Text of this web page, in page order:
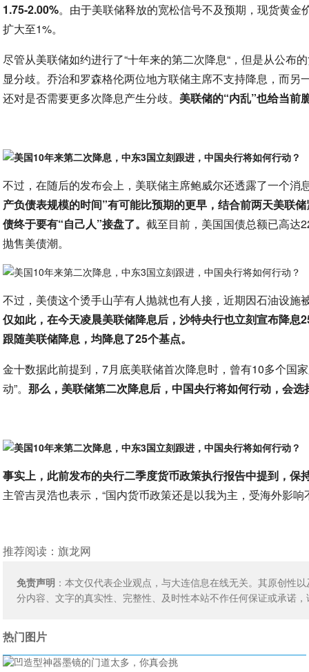
1.75-2.00%。由于美联储释放的宽松信号不及预期，现货黄
扩大至1%。
尽管从美联储如约进行了“十年来的第二次降息“，但是从公
显分歧。乔治和罗森格伦两位地方联储主席不支持降息，而
还对是否需要更多次降息产生分歧。 美联储的“内乱”也给当前
不过，在随后的发布会上，美联储主席鲍威尔还透露了一个消
产负债表规模的时间”有可能比预期的更早，结合前两天美联
债终于要有“自己人”接盘了。截至目前，美国国债总额已高达
抛售美债潮。
不过，美债这个烫手山芋有人抛就也有人接，近期因石油设
仅如此，在今天凌晨美联储降息后，沙特央行也立刻宣布降
跟随美联储降息，均降息了25个基点。
金十数据此前提到，7月底美联储首次降息时，曾有10多个国
动”。那么，美联储第二次降息后，中国央行将如何行动，会
事实上，此前发布的央行二季度货币政策执行报告中提到，保
主管吉灵浩也表示，“国内货币政策还是以我为主，受海外影响
推荐阅读：旗龙网
免责声明 ：本文仅代表企业观点，与大连信息在线无关。其原创性
分内容、文字的真实性、完整性、及时性本站不作任何保证或承诺
热门图片